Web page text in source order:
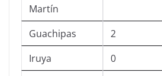
Martín
Guachipas 2
Iruya
0